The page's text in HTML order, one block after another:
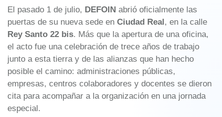
El pasado 1 de julio, DEFOIN abrió oficialmente las
puertas de su nueva sede en Ciudad Real, en la calle
Rey Santo 22 bis. Más que la apertura de una oficina,
el acto fue una celebración de trece años de trabajo
junto a esta tierra y de las alianzas que han hecho
posible el camino: administraciones públicas,
empresas, centros colaboradores y docentes se dieron
cita para acompañar a la organización en una jornada
especial.